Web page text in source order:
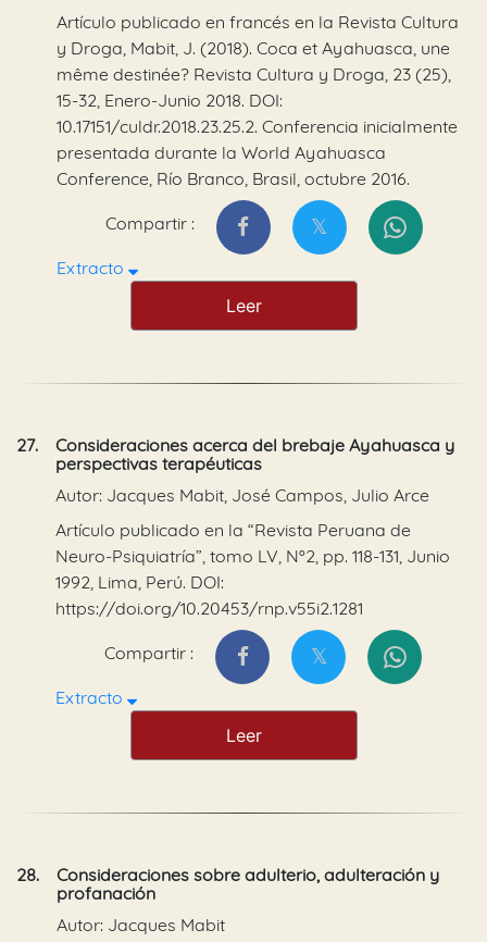
Artículo publicado en francés en la Revista Cultura
y Droga, Mabit, J. (2018). Coca et Ayahuasca, une
même destinée? Revista Cultura y Droga, 23 (25),
15-32, Enero-Junio 2018. DOI:
10.17151/culdr.2018.23.25.2. Conferencia inicialmente
presentada durante la World Ayahuasca
Conference, Río Branco, Brasil, octubre 2016.
Compartir :
Extracto
Leer
27.
Consideraciones acerca del brebaje Ayahuasca y
perspectivas terapéuticas
Autor: Jacques Mabit, José Campos, Julio Arce
Artículo publicado en la “Revista Peruana de
Neuro-Psiquiatría”, tomo LV, Nº2, pp. 118-131, Junio
1992, Lima, Perú. DOI:
https://doi.org/10.20453/rnp.v55i2.1281
Compartir :
Extracto
Leer
28.
Consideraciones sobre adulterio, adulteración y
profanación
Autor: Jacques Mabit